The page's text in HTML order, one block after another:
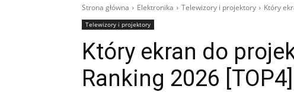
Strona główna Elektronika Telewizory i projektory Który
Telewizory i projektory
Który ekran do
Ranking 2026 [TOP4]